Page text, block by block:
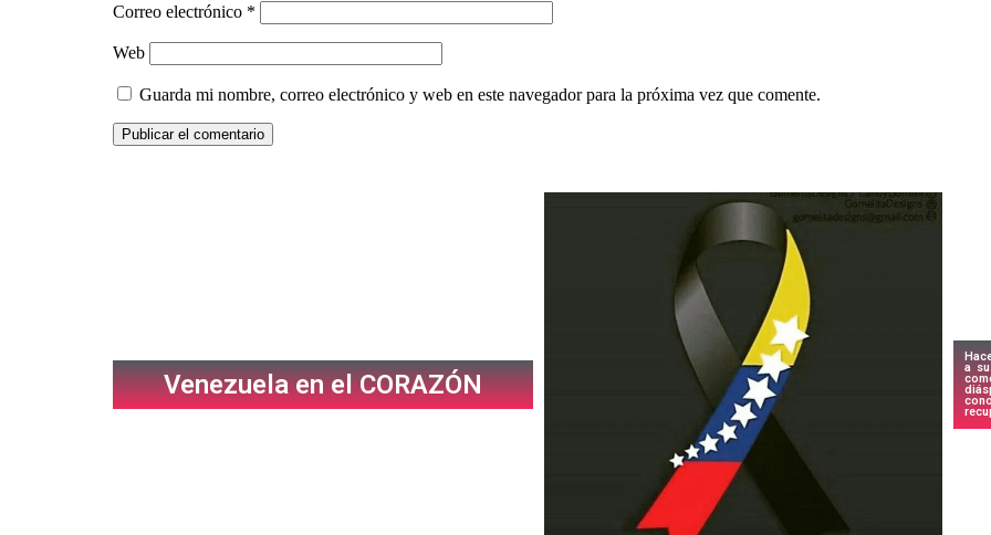
Correo electrónico *
Web
Guarda mi nombre, correo electrónico y web en este navegador para la próxima vez que comente.
Venezuela en el CORAZÓN
a